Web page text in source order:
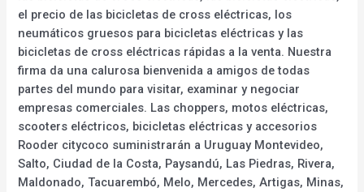
el precio de las bicicletas de cross eléctricas, los
neumáticos gruesos para bicicletas eléctricas y las
bicicletas de cross eléctricas rápidas a la venta. Nuestra
firma da una calurosa bienvenida a amigos de todas
partes del mundo para visitar, examinar y negociar
empresas comerciales. Las choppers, motos eléctricas,
scooters eléctricos, bicicletas eléctricas y accesorios
Rooder citycoco suministrarán a Uruguay Montevideo,
Salto, Ciudad de la Costa, Paysandú, Las Piedras, Rivera,
Maldonado, Tacuarembó, Melo, Mercedes, Artigas, Minas,